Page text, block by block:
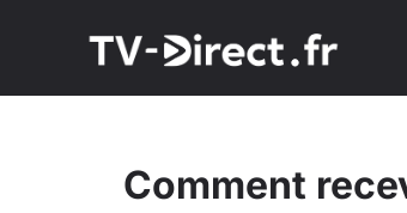
Comment